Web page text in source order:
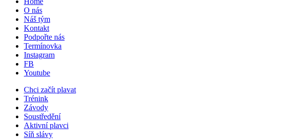
O nás
Náš tým
Kontakt
Podpořte nás
Termínovka
Instagram
FB
Youtube
Chci začít plavat
Trénink
Závody
Soustředění
Aktivní plavci
Síň slávy